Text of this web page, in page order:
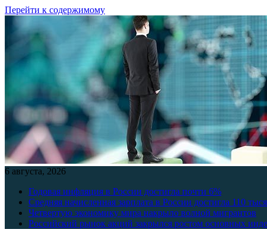
Перейти к содержимому
6 августа, 2026
Годовая инфляция в России достигла почти 6%
Средняя начисленная зарплата в России достигла 110
Четвертую экономику мира накрыло волной мигрантов
Российский рынок акций закрылся ростом основных